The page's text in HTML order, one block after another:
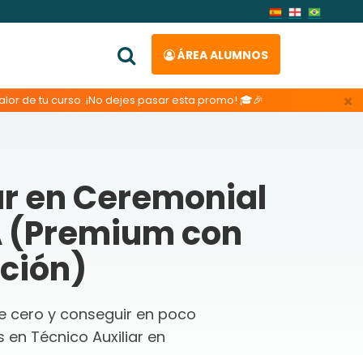
ÁREA ALUMNOS
×
de tu curso. ¡No dejes pasar esta promo! 🎓🎉
en Ceremonial
(Premium con
cero y conseguir en poco
Técnico Auxiliar en